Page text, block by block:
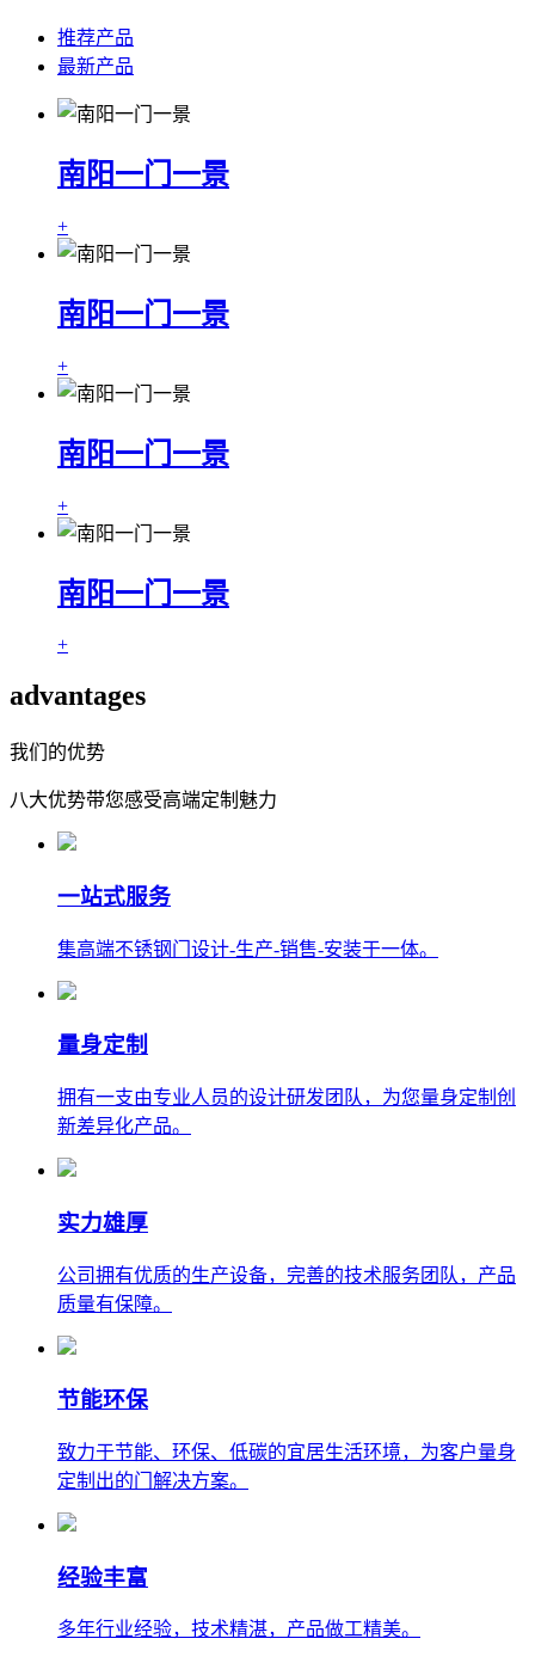
推荐产品
最新产品
南阳一门一景
+
南阳一门一景
+
南阳一门一景
+
南阳一门一景
+
advantages
我们的优势
八大优势带您感受高端定制魅力
一站式服务
集高端不锈钢门设计-生产-销售-安装于一体。
量身定制
拥有一支由专业人员的设计研发团队，为您量身定制创
新差异化产品。
实力雄厚
公司拥有优质的生产设备，完善的技术服务团队，产品
质量有保障。
节能环保
致力于节能、环保、低碳的宜居生活环境，为客户量身
定制出的门解决方案。
经验丰富
多年行业经验，技术精湛，产品做工精美。